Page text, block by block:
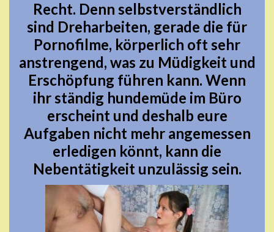
Recht. Denn selbstverständlich
sind Dreharbeiten, gerade die für
Pornofilme, körperlich oft sehr
anstrengend, was zu Müdigkeit und
Erschöpfung führen kann. Wenn
ihr ständig hundemüde im Büro
erscheint und deshalb eure
Aufgaben nicht mehr angemessen
erledigen könnt, kann die
Nebentätigkeit unzulässig sein.